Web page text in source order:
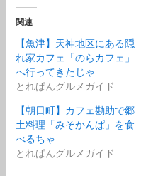
関連
【魚津】天神地区にある隠
れ家カフェ「のらカフェ」
へ行ってきたじゃ
とれぱんグルメガイド
【朝日町】カフェ勘助で郷
土料理「みそかんぱ」を食
べるちゃ
とれぱんグルメガイド